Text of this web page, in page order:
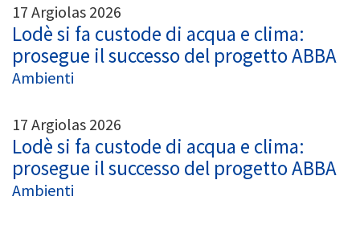
17 Argiolas 2026
Lodè si fa custode di acqua e clima:
prosegue il successo del progetto ABBA
Ambienti
17 Argiolas 2026
Lodè si fa custode di acqua e clima:
prosegue il successo del progetto ABBA
Ambienti